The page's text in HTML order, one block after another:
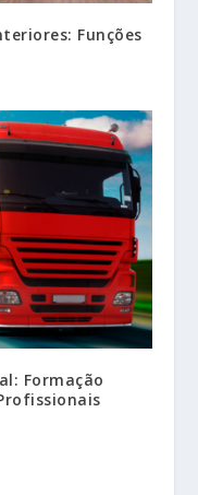
Funções
Formação